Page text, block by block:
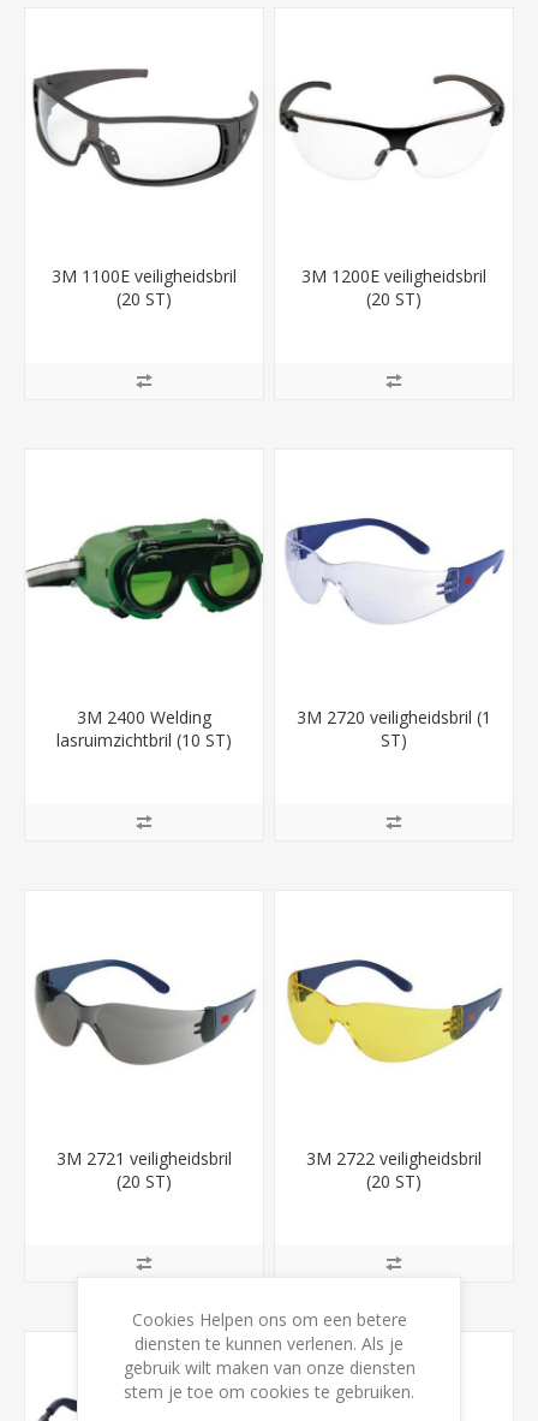
3M 1100E veiligheidsbril
(20 ST)
3M 1200E veiligheidsbril
(20 ST)
3M 2400 Welding
lasruimzichtbril (10 ST)
3M 2720 veiligheidsbril (1
ST)
3M 2721 veiligheidsbril
(20 ST)
3M 2722 veiligheidsbril
(20 ST)
Cookies Helpen ons om een betere
diensten te kunnen verlenen. Als je
gebruik wilt maken van onze diensten
stem je toe om cookies te gebruiken.